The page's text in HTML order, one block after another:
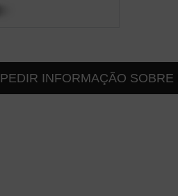
PEDIR INFORMAÇÃO